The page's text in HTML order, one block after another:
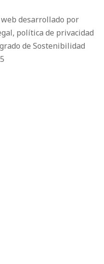
desarrollado por
política de privacidad
de Sostenibilidad